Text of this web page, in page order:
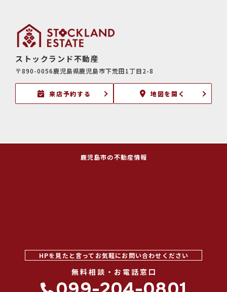
ストックランド不動産
〒890-0056鹿児島県鹿児島市下荒田1丁目2-8
来店予約する 地図を開く
鹿児島市の不動産情報
HPを見たと言ってお気軽にお問い合わせください
無料相談・お電話窓口